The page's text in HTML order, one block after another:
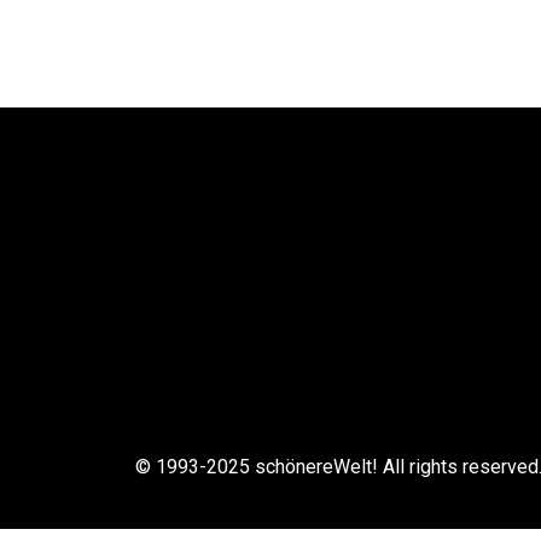
© 1993-2025 schönereWelt! All rights reserved.